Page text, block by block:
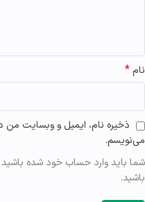
نام*
ذخیره نام، ایمیل و وبسایت من
می‌نویسم.
شما باید وارد حساب خود شده باشید
باشید.